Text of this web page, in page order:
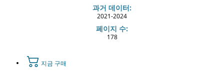
과거 데이터:
2021-2024
페이지 수:
178
지금 구매